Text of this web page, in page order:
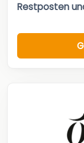
Restposten